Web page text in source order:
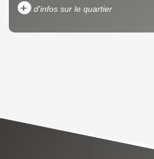
+ d'infos sur le quartier
TAUX DE PROPRIÉTAIRES